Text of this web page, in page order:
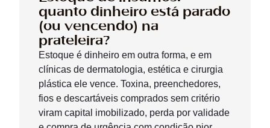
quanto dinheiro está parado
(ou vencendo) na
prateleira?
Estoque é dinheiro em outra forma, e em
clínicas de dermatologia, estética e cirurgia
plástica ele vence. Toxina, preenchedores,
fios e descartáveis comprados sem critério
viram capital imobilizado, perda por validade